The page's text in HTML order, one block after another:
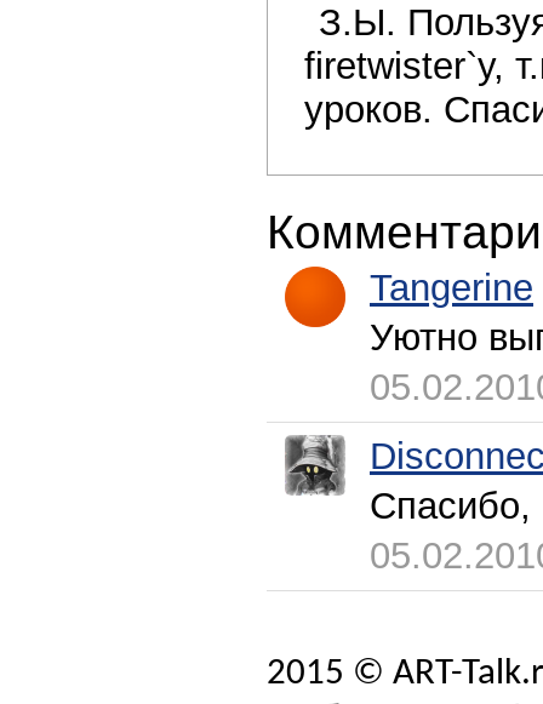
З.Ы.
firetwister`у,
уроков.
Tangerine
Уютно
2015 © ART-